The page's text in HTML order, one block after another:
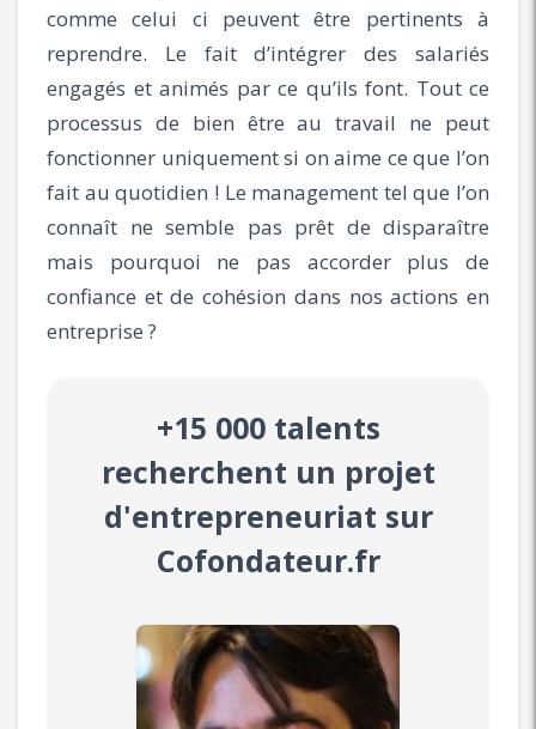
comme celui ci peuvent être pertinents à
reprendre. Le fait d’intégrer des salariés
engagés et animés par ce qu’ils font. Tout ce
processus de bien être au travail ne peut
fonctionner uniquement si on aime ce que l’on
fait au quotidien ! Le management tel que l’on
connaît ne semble pas prêt de disparaître
mais pourquoi ne pas accorder plus de
confiance et de cohésion dans nos actions en
entreprise ?
+15 000 talents
recherchent un projet
d'entrepreneuriat sur
Cofondateur.fr